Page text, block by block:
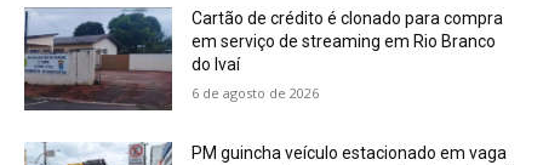
Cartão de crédito é clonado para compra
em serviço de streaming em Rio Branco
do Ivaí
6 de agosto de 2026
PM guincha veículo estacionado em vaga